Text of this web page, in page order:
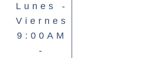
Lunes -
Viernes
9:00AM
-